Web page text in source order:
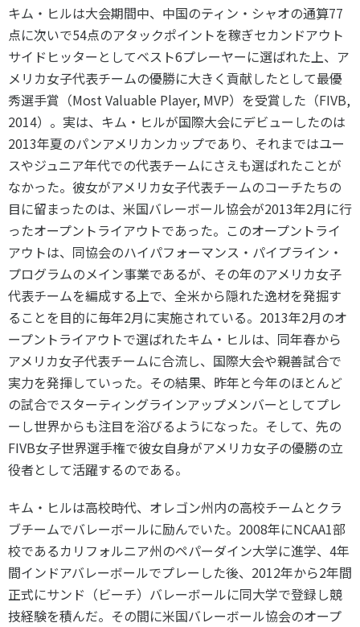
キム・ヒルは大会期間中、中国のティン・シャオの通算77
点に次いで54点のアタックポイントを稼ぎセカンドアウト
サイドヒッターとしてベスト6プレーヤーに選ばれた上、ア
メリカ女子代表チームの優勝に大きく貢献したとして最優
秀選手賞（Most Valuable Player, MVP）を受賞した（FIVB,
2014）。実は、キム・ヒルが国際大会にデビューしたのは
2013年夏のパンアメリカンカップであり、それまではユー
スやジュニア年代での代表チームにさえも選ばれたことが
なかった。彼女がアメリカ女子代表チームのコーチたちの
目に留まったのは、米国バレーボール協会が2013年2月に行
ったオープントライアウトであった。このオープントライ
アウトは、同協会のハイパフォーマンス・パイプライン・
プログラムのメイン事業であるが、その年のアメリカ女子
代表チームを編成する上で、全米から隠れた逸材を発掘す
ることを目的に毎年2月に実施されている。2013年2月のオ
ープントライアウトで選ばれたキム・ヒルは、同年春から
アメリカ女子代表チームに合流し、国際大会や親善試合で
実力を発揮していった。その結果、昨年と今年のほとんど
の試合でスターティングラインアップメンバーとしてプレ
ーし世界からも注目を浴びるようになった。そして、先の
FIVB女子世界選手権で彼女自身がアメリカ女子の優勝の立
役者として活躍するのである。
キム・ヒルは高校時代、オレゴン州内の高校チームとクラ
ブチームでバレーボールに励んでいた。2008年にNCAA1部
校であるカリフォルニア州のペパーダイン大学に進学、4年
間インドアバレーボールでプレーした後、2012年から2年間
正式にサンド（ビーチ）バレーボールに同大学で登録し競
技経験を積んだ。その間に米国バレーボール協会のオープ